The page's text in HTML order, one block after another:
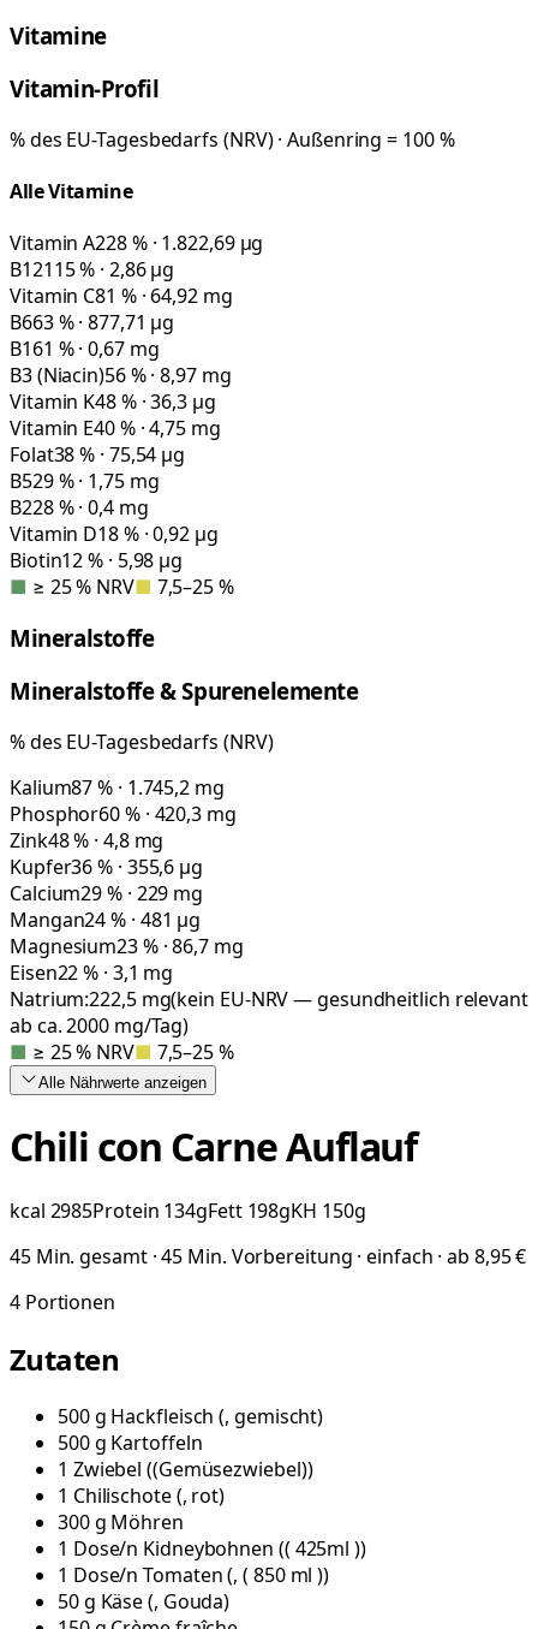
Vitamine
Vitamin-Profil
% des EU-Tagesbedarfs (NRV) · Außenring = 100 %
Alle Vitamine
Vitamin A228 % · 1.822,69 µg
B12115 % · 2,86 µg
Vitamin C81 % · 64,92 mg
B663 % · 877,71 µg
B161 % · 0,67 mg
B3 (Niacin)56 % · 8,97 mg
Vitamin K48 % · 36,3 µg
Vitamin E40 % · 4,75 mg
Folat38 % · 75,54 µg
B529 % · 1,75 mg
B228 % · 0,4 mg
Vitamin D18 % · 0,92 µg
Biotin12 % · 5,98 µg
■ ≥ 25 % NRV■ 7,5–25 %
Mineralstoffe
Mineralstoffe & Spurenelemente
% des EU-Tagesbedarfs (NRV)
Kalium87 % · 1.745,2 mg
Phosphor60 % · 420,3 mg
Zink48 % · 4,8 mg
Kupfer36 % · 355,6 µg
Calcium29 % · 229 mg
Mangan24 % · 481 µg
Magnesium23 % · 86,7 mg
Eisen22 % · 3,1 mg
Natrium:222,5mg(kein EU-NRV — gesundheitlich relevant
ab ca. 2000 mg/Tag)
■ ≥ 25 % NRV■ 7,5–25 %
Alle Nährwerte anzeigen
Chili con Carne Auflauf
kcal 2985Protein 134gFett 198gKH 150g
45 Min. gesamt · 45 Min. Vorbereitung · einfach · ab 8,95 €
4 Portionen
Zutaten
500g Hackfleisch (, gemischt)
500g Kartoffeln
1 Zwiebel ((Gemüsezwiebel))
1 Chilischote(, rot)
300g Möhren
1 Dose/n Kidneybohnen (( 425ml ))
1 Dose/nTomaten(, ( 850 ml ))
50g Käse(, Gouda)